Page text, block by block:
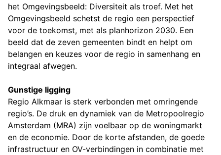
het Omgevingsbeeld: Diversiteit als troef. Met het
Omgevingsbeeld schetst de regio een perspectief
voor de toekomst, met als planhorizon 2030. Een
beeld dat de zeven gemeenten bindt en helpt om
belangen en keuzes voor de regio in samenhang en
integraal afwegen.
Gunstige ligging
Regio Alkmaar is sterk verbonden met omringende
regio’s. De druk en dynamiek van de Metropoolregio
Amsterdam (MRA) zijn voelbaar op de woningmarkt
en de economie. Door de korte afstanden, de goede
infrastructuur en OV-verbindingen in combinatie met